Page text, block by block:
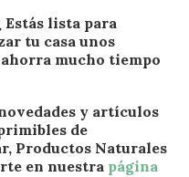
Estás lista para
tu casa unos
mucho tiempo
y artículos
de
Productos Naturales
en nuestra página